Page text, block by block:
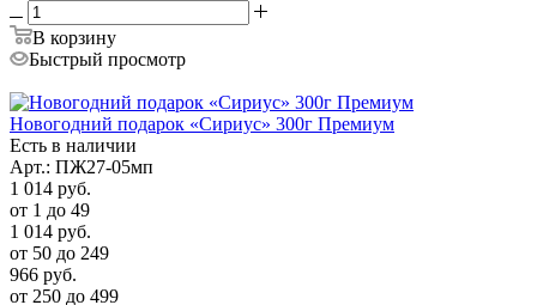
В корзину
Быстрый просмотр
Новогодний подарок «Сириус» 300г Премиум
Есть в наличии
Арт.: ПЖ27-05мп
1 014 руб.
от 1 до 49
1 014 руб.
от 50 до 249
966 руб.
от 250 до 499